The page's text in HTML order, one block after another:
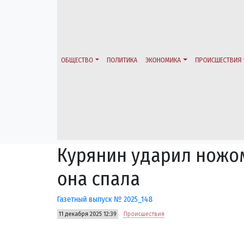
ОБЩЕСТВО ПОЛИТИКА ЭКОНОМИКА ПРОИСШЕСТВИЯ
Курянин ударил
она спала
Газетный выпуск № 2025_148
11 декабря 2025 12:39 Происшествия